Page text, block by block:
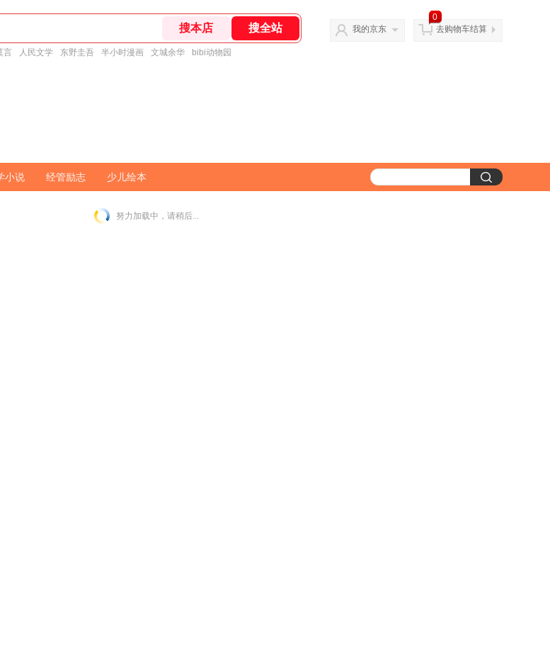
言 人民文学 东野圭吾 半小时漫画 文城余华 bibi动物园
我的京东
0
去购物车结算
小说 经管励志 少儿绘本
努力加载中，请稍后...